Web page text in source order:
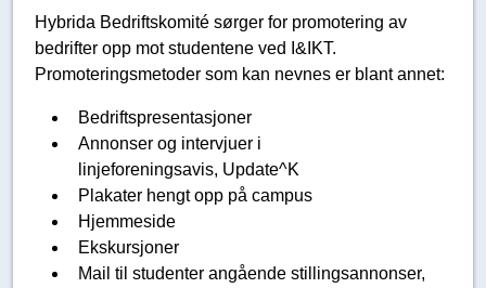
Hybrida Bedriftskomité sørger for promotering av
bedrifter opp mot studentene ved I&IKT.
Promoteringsmetoder som kan nevnes er blant annet:
Bedriftspresentasjoner
Annonser og intervjuer i
linjeforeningsavis, Update^K
Plakater hengt opp på campus
Hjemmeside
Ekskursjoner
Mail til studenter angående stillingsannonser,